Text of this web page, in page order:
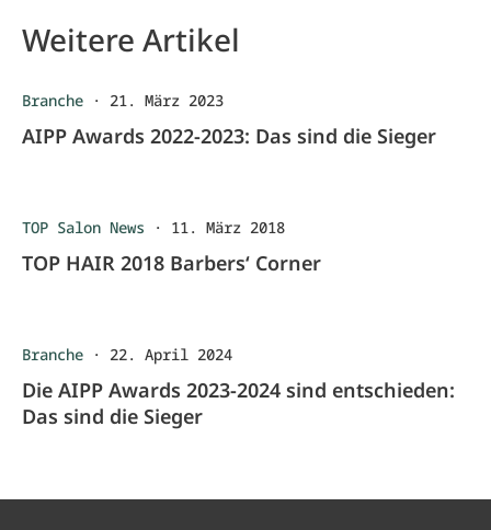
Weitere Artikel
Branche · 21. März 2023
AIPP Awards 2022-2023: Das sind die Sieger
TOP Salon News · 11. März 2018
TOP HAIR 2018 Barbers‘ Corner
Branche · 22. April 2024
Die AIPP Awards 2023-2024 sind entschieden:
Das sind die Sieger